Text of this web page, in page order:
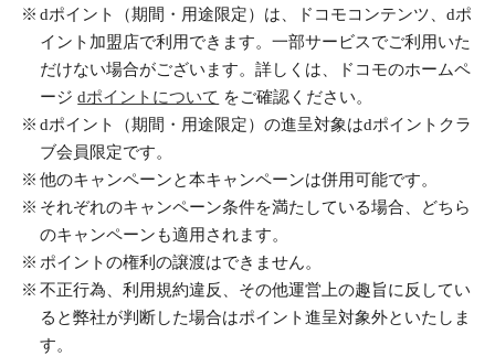
dポイント（期間・用途限定）は、ドコモコンテンツ、dポ
イント加盟店で利用できます。一部サービスでご利用いた
だけない場合がございます。詳しくは、ドコモのホームペ
ージdポイントについて をご確認ください。
dポイント（期間・用途限定）の進呈対象はdポイントクラ
ブ会員限定です。
他のキャンペーンと本キャンペーンは併用可能です。
それぞれのキャンペーン条件を満たしている場合、どちら
のキャンペーンも適用されます。
ポイントの権利の譲渡はできません。
不正行為、利用規約違反、その他運営上の趣旨に反してい
ると弊社が判断した場合はポイント進呈対象外といたしま
す。